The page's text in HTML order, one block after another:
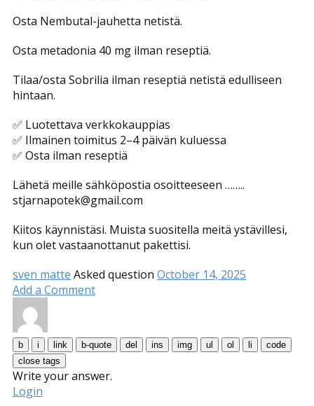
Osta Nembutal-jauhetta netistä.
Osta metadonia 40 mg ilman reseptiä.
Tilaa/osta Sobrilia ilman reseptiä netistä edulliseen
hintaan.
✅ Luotettava verkkokauppias
✅ Ilmainen toimitus 2–4 päivän kuluessa
✅ Osta ilman reseptiä
Lähetä meille sähköpostia osoitteeseen ……..
stjarnapotek@gmail.com
Kiitos käynnistäsi. Muista suositella meitä ystävillesi,
kun olet vastaanottanut pakettisi.
sven matte Asked question October 14, 2025
Add a Comment
Write your answer.
Login